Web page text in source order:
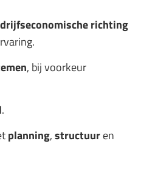
richting
, bij voorkeur
.
planning,structuuren